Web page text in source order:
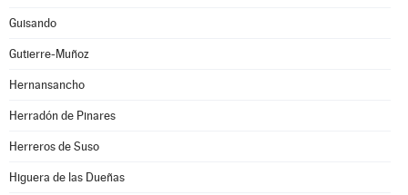
Guisando
Gutierre-Muñoz
Hernansancho
Herradón de Pinares
Herreros de Suso
Higuera de las Dueñas